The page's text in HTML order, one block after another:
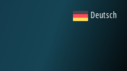
Deutsch